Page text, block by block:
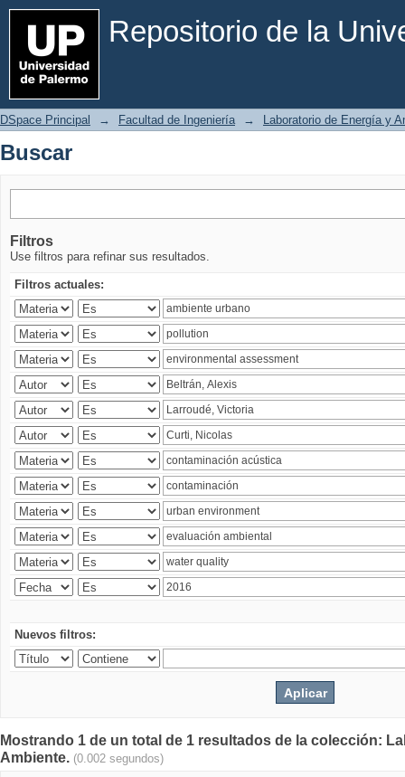
Repositorio de la
Buscar
DSpace Principal → Facultad de Ingeniería → Laboratorio de Energía y
Buscar
Filtros
Use filtros para refinar sus resultados.
Filtros actuales:
Nuevos filtros:
Mostrando 1 de un total de 1 resultados de la colección:
Ambiente. (0.002 segundos)